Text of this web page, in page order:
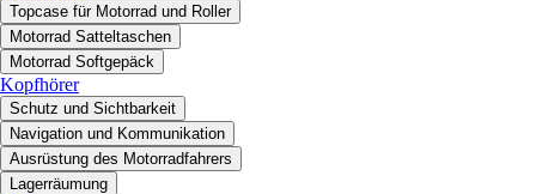
Topcase für Motorrad und Roller
Motorrad Satteltaschen
Motorrad Softgepäck
Kopfhörer
Schutz und Sichtbarkeit
Navigation und Kommunikation
Ausrüstung des Motorradfahrers
Lagerräumung